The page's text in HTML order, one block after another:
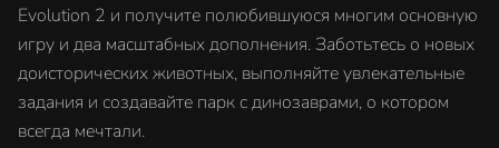
Evolution 2 и получите полюбившуюся многим основную
игру и два масштабных дополнения. Заботьтесь о новых
доисторических животных, выполняйте увлекательные
задания и создавайте парк с динозаврами, о котором
всегда мечтали.